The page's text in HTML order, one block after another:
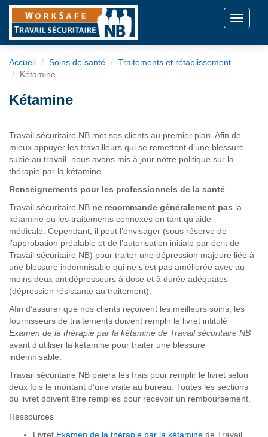
Toggle
Accueil Soins de santé
Traitements et rétablissement
Kétamine
Kétamine
Travail sécuritaire NB met ses clients au premier plan. Afin de
mieux appuyer les travailleurs qui se remettent d’une blessure
subie au travail, nous avons mis à jour notre politique sur la
thérapie par la kétamine.
Renseignements pour les professionnels de la santé
Travail sécuritaire NB ne recommande généralement pas la
kétamine ou les traitements connexes en tant qu’aide
médicale. Cependant, il peut l’envisager (sous réserve de
l’approbation préalable et de l’autorisation initiale par écrit de
Travail sécuritaire NB) pour traiter une dépression majeure liée à
une blessure indemnisable qui ne s’est pas améliorée avec au
moins deux antidépresseurs à dose et à durée adéquates
(dépression résistante au traitement).
Afin d’assurer que nos clients reçoivent les meilleurs soins, les
fournisseurs de traitements doivent remplir le livret intitulé
Examen de la thérapie par la kétamine de Travail sécuritaire NB
avant d’utiliser la kétamine pour traiter une blessure
indemnisable.
Travail sécuritaire NB paiera les frais pour remplir le livret selon
deux fois le montant d’une visite au bureau. Toutes les sections
du livret doivent être remplies pour recevoir un remboursement.
Ressources
Livret Examen de la thérapie par la kétamine de Travail